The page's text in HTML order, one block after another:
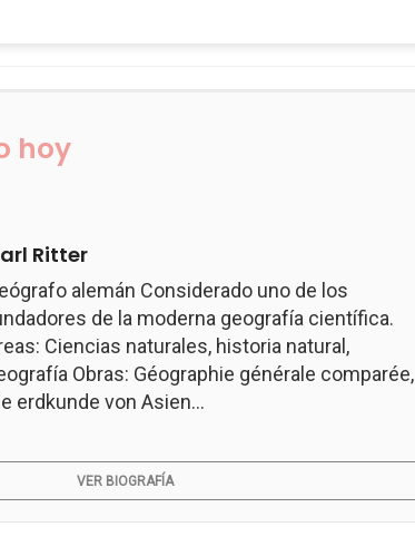
hoy
Ritter
alemán Considerado uno de los
de la moderna geografía científica.
Ciencias naturales, historia natural,
Obras: Géographie générale comparée,
erdkunde von Asien...
VER BIOGRAFÍA